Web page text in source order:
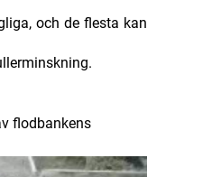
och de flesta kan
flodbankens